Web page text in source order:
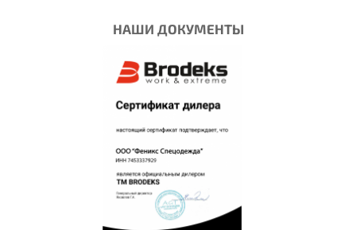
НАШИ ДОКУМЕНТЫ